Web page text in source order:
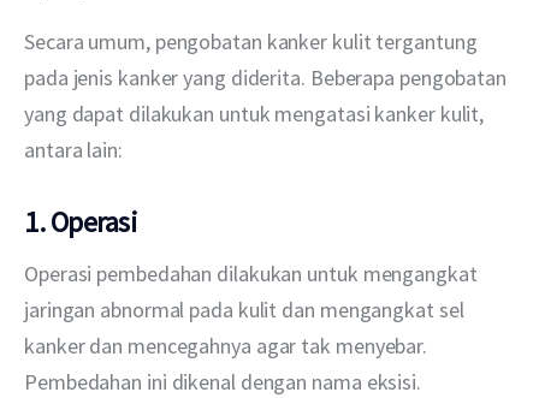
Secara umum, pengobatan kanker kulit tergantung
pada jenis kanker yang diderita. Beberapa pengobatan
yang dapat dilakukan untuk mengatasi kanker kulit,
antara lain:
1. Operasi
Operasi pembedahan dilakukan untuk mengangkat
jaringan abnormal pada kulit dan mengangkat sel
kanker dan mencegahnya agar tak menyebar.
Pembedahan ini dikenal dengan nama eksisi.